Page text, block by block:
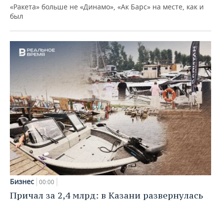
«Ракета» больше не «Динамо», «Ак Барс» на месте, как и
был
Бизнес 00:00
Причал за 2,4 млрд: в Казани развернулась